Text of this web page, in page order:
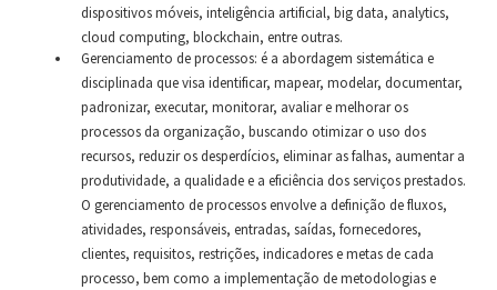
dispositivos móveis, inteligência artificial, big data, analytics,
cloud computing, blockchain, entre outras.
Gerenciamento de processos: é a abordagem sistemática e
disciplinada que visa identificar, mapear, modelar, documentar,
padronizar, executar, monitorar, avaliar e melhorar os
processos da organização, buscando otimizar o uso dos
recursos, reduzir os desperdícios, eliminar as falhas, aumentar a
produtividade, a qualidade e a eficiência dos serviços prestados.
O gerenciamento de processos envolve a definição de fluxos,
atividades, responsáveis, entradas, saídas, fornecedores,
clientes, requisitos, restrições, indicadores e metas de cada
processo, bem como a implementação de metodologias e